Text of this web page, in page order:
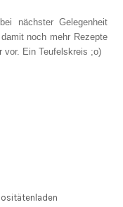
nächster Gelegenheit
noch mehr Rezepte
vor. Ein Teufelskreis ;o)